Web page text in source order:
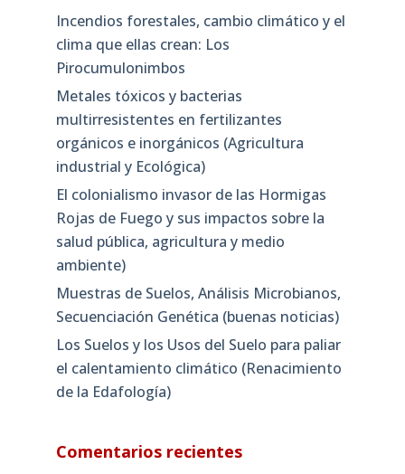
Incendios forestales, cambio climático y el
clima que ellas crean: Los
Pirocumulonimbos
Metales tóxicos y bacterias
multirresistentes en fertilizantes
orgánicos e inorgánicos (Agricultura
industrial y Ecológica)
El colonialismo invasor de las Hormigas
Rojas de Fuego y sus impactos sobre la
salud pública, agricultura y medio
ambiente)
Muestras de Suelos, Análisis Microbianos,
Secuenciación Genética (buenas noticias)
Los Suelos y los Usos del Suelo para paliar
el calentamiento climático (Renacimiento
de la Edafología)
Comentarios recientes